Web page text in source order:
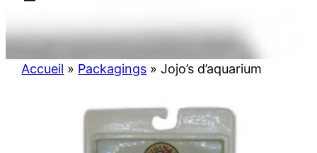
Accueil » Packagings »Jojo’s d’aquarium